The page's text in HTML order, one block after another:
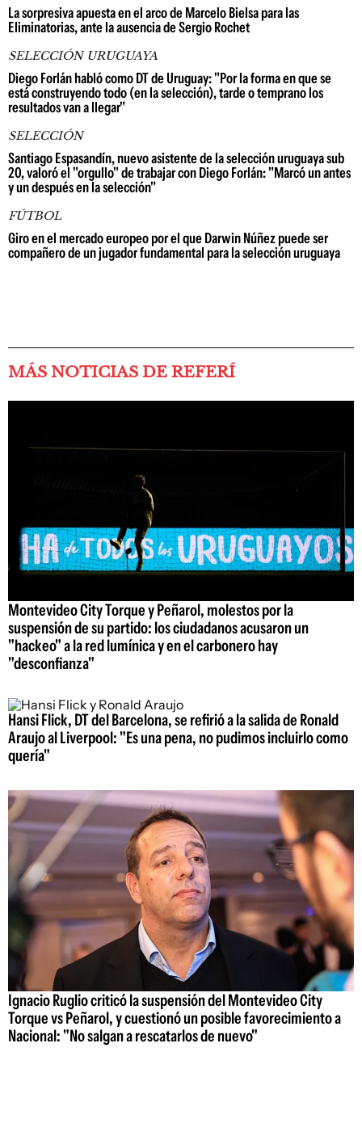
La sorpresiva apuesta en el arco de Marcelo Bielsa para las
Eliminatorias, ante la ausencia de Sergio Rochet
SELECCIÓN URUGUAYA
Diego Forlán habló como DT de Uruguay: "Por la forma en que se
está construyendo todo (en la selección), tarde o temprano los
resultados van a llegar"
SELECCIÓN
Santiago Espasandín, nuevo asistente de la selección uruguaya sub
20, valoró el "orgullo" de trabajar con Diego Forlán: "Marcó un antes
y un después en la selección"
FÚTBOL
Giro en el mercado europeo por el que Darwin Núñez puede ser
compañero de un jugador fundamental para la selección uruguaya
MÁS NOTICIAS DE REFERÍ
Montevideo City Torque y Peñarol, molestos por la
suspensión de su partido: los ciudadanos acusaron un
"hackeo" a la red lumínica y en el carbonero hay
"desconfianza"
Hansi Flick, DT del Barcelona, se refirió a la salida de Ronald
Araujo al Liverpool: "Es una pena, no pudimos incluirlo como
quería"
Ignacio Ruglio criticó la suspensión del Montevideo City
Torque vs Peñarol, y cuestionó un posible favorecimiento a
Nacional: "No salgan a rescatarlos de nuevo"